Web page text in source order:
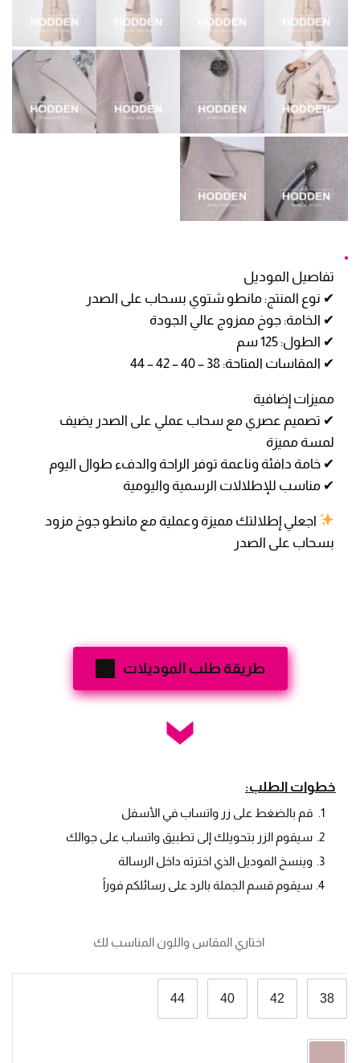
تفاصيل الموديل
✔ نوع المنتج: مانطو شتوي بسحاب على الصدر
✔ الخامة: جوخ ممزوج عالي الجودة
✔ الطول: 125 سم
✔ المقاسات المتاحة: 38 – 40 – 42 – 44
مميزات إضافية
✔ تصميم عصري مع سحاب عملي على الصدر يضيف
لمسة مميزة
✔ خامة دافئة وناعمة توفر الراحة والدفء طوال اليوم
✔ مناسب للإطلالات الرسمية واليومية
اجعلي إطلالتك مميزة وعملية مع مانطو جوخ مزود
بسحاب على الصدر
طريقة طلب الموديلات
خطوات الطلب:
قم بالضغط على زر واتساب في الأسفل
سيقوم الزر بتحويلك إلى تطبيق واتساب على جوالك
وينسخ الموديل الذي اخترته داخل الرسالة
سيقوم قسم الجملة بالرد على رسائلكم فوراً
38
42
40
44